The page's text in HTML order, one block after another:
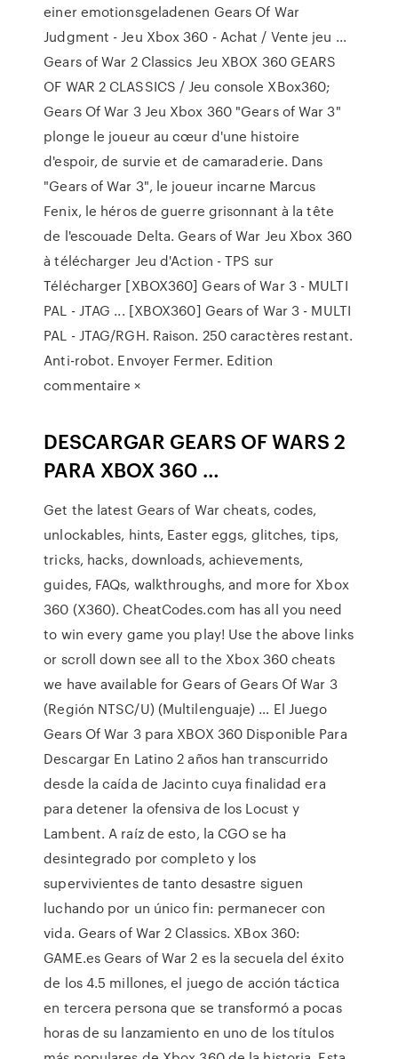
einer emotionsgeladenen Gears Of War
Judgment - Jeu Xbox 360 - Achat / Vente jeu ...
Gears of War 2 Classics Jeu XBOX 360 GEARS
OF WAR 2 CLASSICS / Jeu console XBox360;
Gears Of War 3 Jeu Xbox 360 "Gears of War 3"
plonge le joueur au cœur d'une histoire
d'espoir, de survie et de camaraderie. Dans
"Gears of War 3", le joueur incarne Marcus
Fenix, le héros de guerre grisonnant à la tête
de l'escouade Delta. Gears of War Jeu Xbox 360
à télécharger Jeu d'Action - TPS sur
Télécharger [XBOX360] Gears of War 3 - MULTI
PAL - JTAG ... [XBOX360] Gears of War 3 - MULTI
PAL - JTAG/RGH. Raison. 250 caractères restant.
Anti-robot. Envoyer Fermer. Edition
commentaire ×
DESCARGAR GEARS OF WARS 2
PARA XBOX 360 …
Get the latest Gears of War cheats, codes,
unlockables, hints, Easter eggs, glitches, tips,
tricks, hacks, downloads, achievements,
guides, FAQs, walkthroughs, and more for Xbox
360 (X360). CheatCodes.com has all you need
to win every game you play! Use the above links
or scroll down see all to the Xbox 360 cheats
we have available for Gears of Gears Of War 3
(Región NTSC/U) (Multilenguaje) … El Juego
Gears Of War 3 para XBOX 360 Disponible Para
Descargar En Latino 2 años han transcurrido
desde la caída de Jacinto cuya finalidad era
para detener la ofensiva de los Locust y
Lambent. A raíz de esto, la CGO se ha
desintegrado por completo y los
supervivientes de tanto desastre siguen
luchando por un único fin: permanecer con
vida. Gears of War 2 Classics. XBox 360:
GAME.es Gears of War 2 es la secuela del éxito
de los 4.5 millones, el juego de acción táctica
en tercera persona que se transformó a pocas
horas de su lanzamiento en uno de los títulos